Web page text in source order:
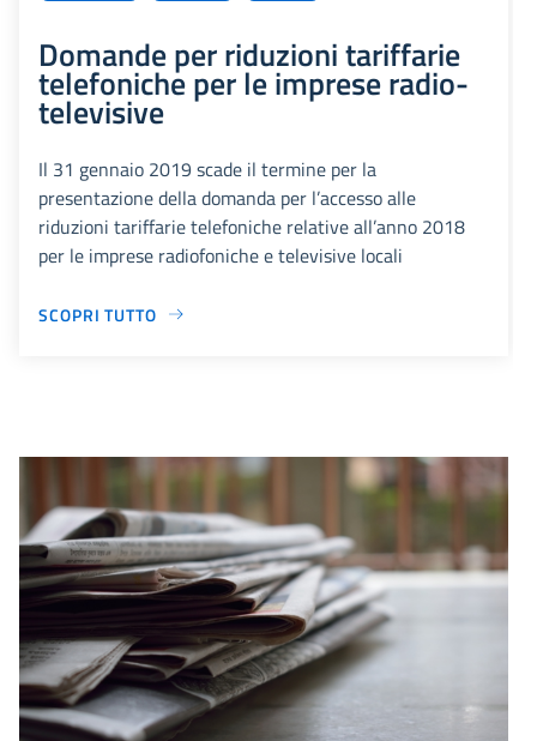
Domande per riduzioni tariffarie
telefoniche per le imprese radio-
televisive
Il 31 gennaio 2019 scade il termine per la
presentazione della domanda per l’accesso alle
riduzioni tariffarie telefoniche relative all’anno 2018
per le imprese radiofoniche e televisive locali
SCOPRI TUTTO